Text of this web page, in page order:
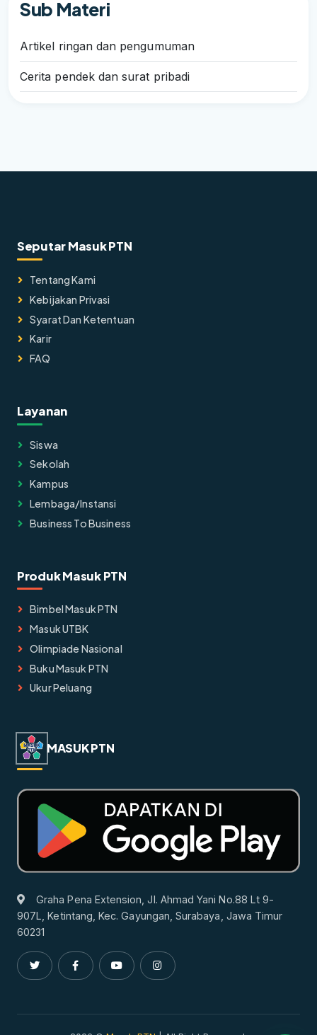
Sub Materi
Artikel ringan dan pengumuman
Cerita pendek dan surat pribadi
Seputar Masuk PTN
Tentang Kami
Kebijakan Privasi
Syarat Dan Ketentuan
Karir
FAQ
Layanan
Siswa
Sekolah
Kampus
Lembaga/instansi
Business To Business
Produk Masuk PTN
Bimbel Masuk PTN
Masuk UTBK
Olimpiade Nasional
Buku Masuk PTN
Ukur Peluang
MASUK PTN
Graha Pena Extension, Jl. Ahmad Yani No.88 Lt 9-
907L, Ketintang, Kec. Gayungan, Surabaya, Jawa Timur
60231